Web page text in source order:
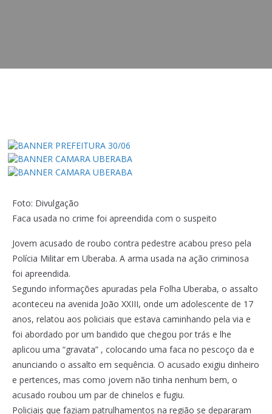
Foto: Divulgação
Faca usada no crime foi apreendida com o suspeito
Jovem acusado de roubo contra pedestre acabou preso pela
Polícia Militar em Uberaba. A arma usada na ação criminosa
foi apreendida.
Segundo informações apuradas pela Folha Uberaba, o assalto
aconteceu na avenida João XXIII, onde um adolescente de 17
anos, relatou aos policiais que estava caminhando pela via e
foi abordado por um bandido que chegou por trás e lhe
aplicou uma “gravata” , colocando uma faca no pescoço da e
anunciando o assalto em sequência. O acusado exigiu dinheiro
e pertences, mas como jovem não tinha nenhum bem, o
acusado roubou um par de chinelos e fugiu.
Policiais que faziam patrulhamentos na região se depararam